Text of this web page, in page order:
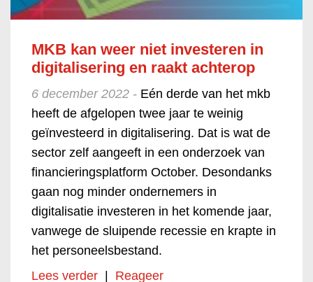
MKB kan weer niet investeren in
digitalisering en raakt achterop
6 december 2022 - Eén derde van het mkb
heeft de afgelopen twee jaar te weinig
geïnvesteerd in digitalisering. Dat is wat de
sector zelf aangeeft in een onderzoek van
financieringsplatform October. Desondanks
gaan nog minder ondernemers in
digitalisatie investeren in het komende jaar,
vanwege de sluipende recessie en krapte in
het personeelsbestand.
Lees verder | Reageer